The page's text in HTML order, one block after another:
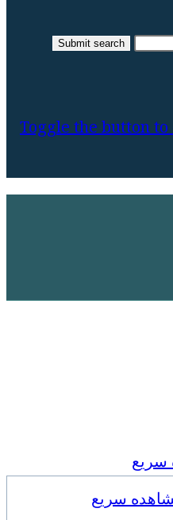
Submit search
Toggle the button
سریع
سریع